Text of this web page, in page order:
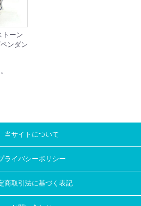
トーン
ンダン
当サイトについて
ライバシーポリシー
商取引法に基づく表記